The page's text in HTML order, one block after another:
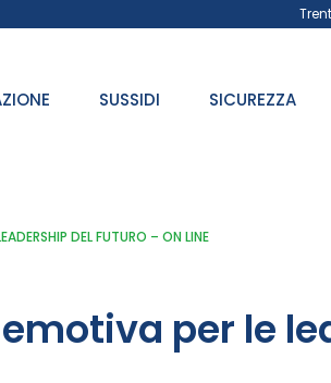
SUSSIDI SICUREZZA
DEL FUTURO – ON LINE
per le